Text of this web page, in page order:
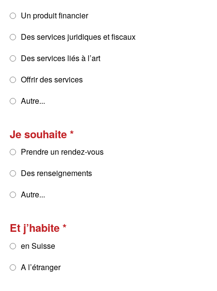
Un produit financier
Des services juridiques et fiscaux
Des services liés à l’art
Offrir des services
Autre...
Je souhaite
Prendre un rendez-vous
Des renseignements
Autre...
Et j’habite
en Suisse
A l’étranger